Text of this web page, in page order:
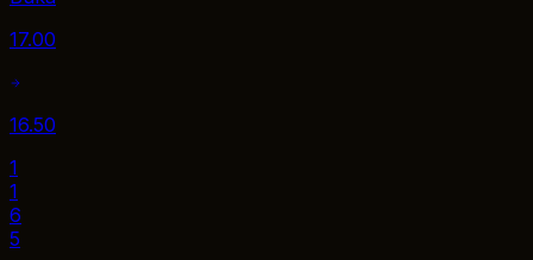
17.00
16.50
1
1
6
5